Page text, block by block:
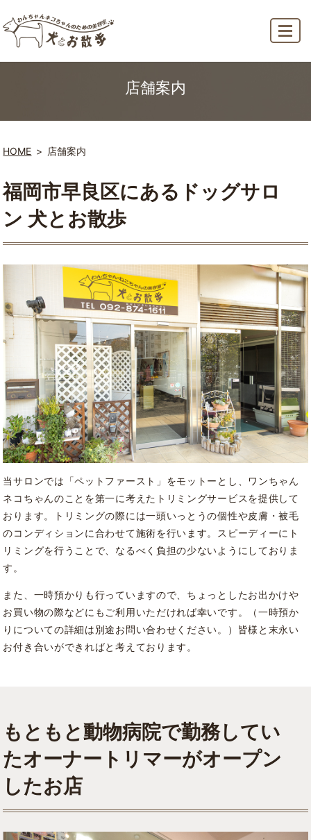
店舗案内
HOME 店舗案内
福岡市早良区にあるドッグサロ
ン 犬とお散歩
当サロンでは「ペットファースト」をモットーとし、ワンちゃん
ネコちゃんのことを第一に考えたトリミングサービスを提供して
おります。
トリミングの際には一頭いっとうの個性や皮膚・被毛
のコンディションに合わせて施術を行います。スピーディーにト
リミングを行うことで、なるべく負担の少ないようにしておりま
す。
また、一時預かりも行っていますので、ちょっとしたお出かけや
お買い物の際などにもご利用いただければ幸いです。（一時預か
りについての詳細は別途お問い合わせください。）皆様と末永い
お付き合いができればと考えております。
もともと動物病院で勤務してい
たオーナートリマーがオープン
したお店